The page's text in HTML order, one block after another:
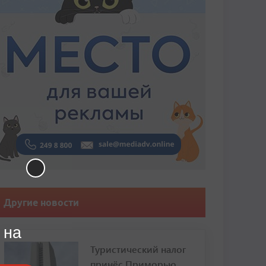
Другие новости
Туристический налог